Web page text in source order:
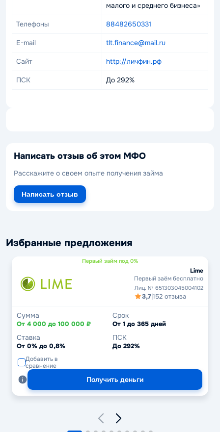
малого и среднего бизнеса»
Телефоны 88482650331
E-mail tlt.finance@mail.ru
Сайт http://личфин.рф
ПСК До 292%
Написать отзыв об этом МФО
Расскажите о своем опыте получения займа
Написать отзыв
Избранные предложения
Первый займ под 0%
Lime
Первый заём бесплатно
Лиц. № 651303045004102
3,7|152 отзыва
Сумма
От 4 000 до 100 000 ₽
Срок
От 1 до 365 дней
Ставка
От 0% до 0,8%
ПСК
До 292%
Добавить в
сравнение
Получить деньги